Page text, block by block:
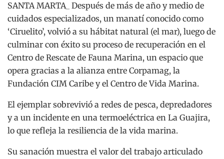
SANTA MARTA_ Después de más de año y medio de
cuidados especializados, un manatí conocido como
‘Ciruelito’, volvió a su hábitat natural (el mar), luego de
culminar con éxito su proceso de recuperación en el
Centro de Rescate de Fauna Marina, un espacio que
opera gracias a la alianza entre Corpamag, la
Fundación CIM Caribe y el Centro de Vida Marina.
El ejemplar sobrevivió a redes de pesca, depredadores
y a un incidente en una termoeléctrica en La Guajira,
lo que refleja la resiliencia de la vida marina.
Su sanación muestra el valor del trabajo articulado